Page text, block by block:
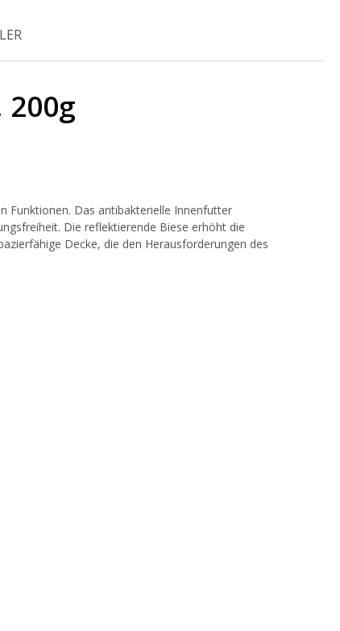
200g
Funktionen. Das antibakterielle Innenfutter
Die reflektierende Biese erhöht die
Decke, die den Herausforderungen des